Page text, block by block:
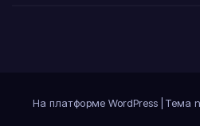
На платформе WordPress |Тема